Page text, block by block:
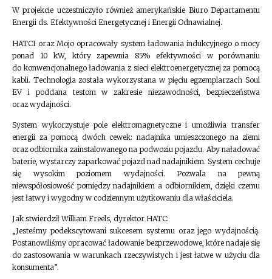
W projekcie uczestniczyło również amerykańskie Biuro Departamentu
Energii ds. Efektywności Energetycznej i Energii Odnawialnej.
HATCI oraz Mojo opracowały system ładowania indukcyjnego o mocy
ponad 10 kW, który zapewnia 85% efektywności w porównaniu
do konwencjonalnego ładowania z sieci elektroenergetycznej za pomocą
kabli. Technologia została wykorzystana w pięciu egzemplarzach Soul
EV i poddana testom w zakresie niezawodności, bezpieczeństwa
oraz wydajności.
System wykorzystuje pole elektromagnetyczne i umożliwia transfer
energii za pomocą dwóch cewek: nadajnika umieszczonego na ziemi
oraz odbiornika zainstalowanego na podwoziu pojazdu. Aby naładować
baterie, wystarczy zaparkować pojazd nad nadajnikiem. System cechuje
się wysokim poziomem wydajności. Pozwala na pewną
niewspółosiowość pomiędzy nadajnikiem a odbiornikiem, dzięki czemu
jest łatwy i wygodny w codziennym użytkowaniu dla właściciela.
Jak stwierdził William Freels, dyrektor HATC:
„Jesteśmy podekscytowani sukcesem systemu oraz jego wydajnością.
Postanowiliśmy opracować ładowanie bezprzewodowe, które nadaje się
do zastosowania w warunkach rzeczywistych i jest łatwe w użyciu dla
konsumenta”.